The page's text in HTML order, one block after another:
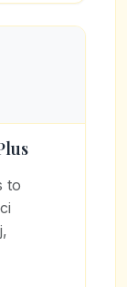
to